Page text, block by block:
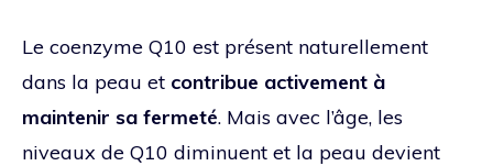
Le coenzyme Q10 est présent naturellement
dans la peau et contribue activement à
maintenir sa fermeté. Mais avec l’âge, les
niveaux de Q10 diminuent et la peau devient